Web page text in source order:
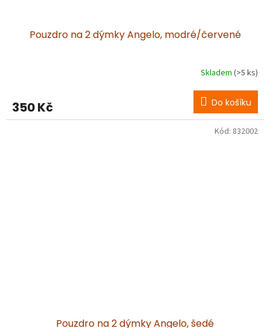
Pouzdro na 2 dýmky Angelo, modré/červené
Skladem (>5 ks)
350 Kč Do košíku
Pouzdro na 2 dýmky Angelo, šedé
Kód: 832002